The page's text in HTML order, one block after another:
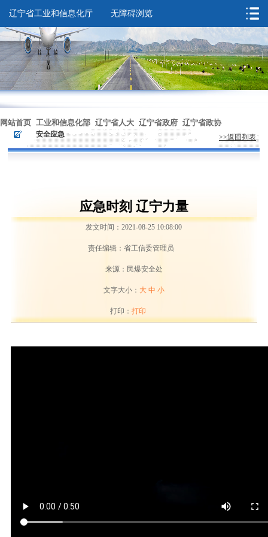
网站首页 工业和信息化部 辽宁省人大 辽宁省政府 辽宁省政协
无障碍浏览
辽宁省工业和信息化厅 无障碍浏览
> 安全应急 >>返回列表
应急时刻 辽宁力量
发文时间：2021-08-25 10:08:00
责任编辑：省工信委管理员
来源：民爆安全处
文字大小： 大 中 小
打印： 打印